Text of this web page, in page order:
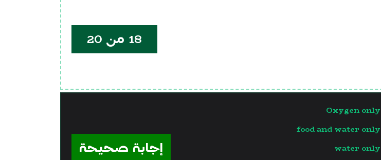
18 من 20
Oxygen only
food and water only
water only
إجابة صحيحة